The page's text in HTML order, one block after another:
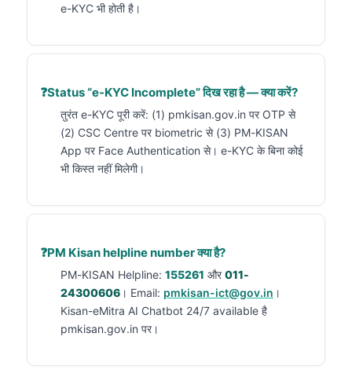
e-KYC भी होती है।
Status “e-KYC Incomplete” दिख रहा है — क्या करें?
तुरंत e-KYC पूरी करें: (1) pmkisan.gov.in पर OTP से
(2) CSC Centre पर biometric से (3) PM-KISAN
App पर Face Authentication से। e-KYC के बिना कोई
भी किस्त नहीं मिलेगी।
PM Kisan helpline number क्या है?
PM-KISAN Helpline: 155261 और011-
24300606 । Email: pmkisan-ict@gov.in ।
Kisan-eMitra AI Chatbot 24/7 available है
pmkisan.gov.in पर।